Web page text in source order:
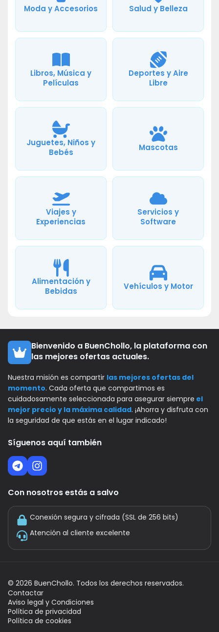
Moda y Accesorios Salud y Belleza
Libros, Música y
Películas
Deportes y Aire
Libre
Juguetes, Niños y
Bebés
Mascotas
Viajes y
Experiencias
Servicios y
Software
Alimentación y
Bebidas
Vehículos y Motor
Bienvenido a BuenChollo, la plataforma con
las mejores ofertas actuales.
Nuestra misión es compartir las mejores ofertas del
momento. Cada oferta que compartimos es
cuidadosamente seleccionada para asegurar siempre el
mejor precio y la máxima calidad. ¡Ahorra y disfruta con
la seguridad de que estás en el lugar indicado!
Síguenos aquí también
Con nosotros estás a salvo
Conexión segura y cifrada (SSL de 256 bits)
Atención al cliente excelente
© 2026 BuenChollo. Todos los derechos reservados.
Contactar
Aviso legal y Condiciones
Política de privacidad
Política de cookies